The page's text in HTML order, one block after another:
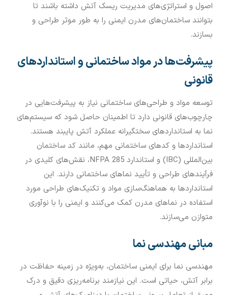
اصول و استراتژی‌های مدیریت ریسک آتش داشته باشند تا
بتوانند ساختمان‌های مدرن ایمنی را به طور موثر طراحی و
بسازند.
پیشرفت‌ها در مواد ساختمانی و استانداردهای
قانونی
توسعه مواد و طراحی‌های ساختمانی نیاز به پیشرفت‌هایی در
چارچوب‌های قانونی دارد تا اطمینان حاصل شود که سیستم‌های
نما به استانداردهای سختگیرانه عملکرد آتش پایبند هستند.
استانداردها و کدهای ساختمانی مهم، مانند کد ساختمان
بین‌المللی (IBC) و استاندارد NFPA 285، نقش‌های کلیدی در
فرآیندهای طراحی و تأیید نماهای ساختمانی دارند. این
استانداردها به هماهنگ‌سازی مواد و تکنیک‌های طراحی مورد
استفاده در نماهای مدرن کمک می‌کنند و ایمنی را با نوآوری
متوازن می‌سازند.
مبانی مهندسی نما
مهندسی نما برای ایمنی ساختمان، به‌ویژه در زمینه حفاظت در
برابر آتش، حیاتی است. این نیازمند برنامه‌ریزی دقیق و درک